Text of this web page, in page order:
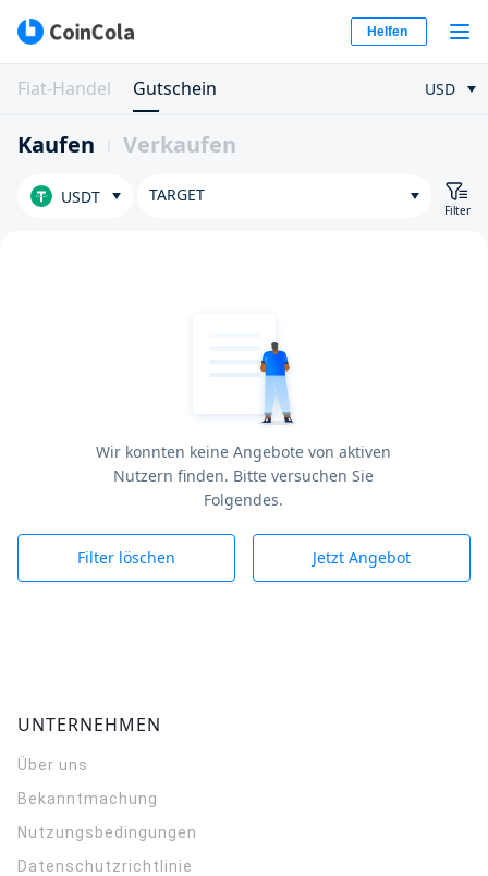
Helfen
Fiat-Handel Gutschein USD
Kaufen Verkaufen
USDT TARGET
Filter
Wir konnten keine Angebote von aktiven
Nutzern finden. Bitte versuchen Sie
Folgendes.
Filter löschen Jetzt Angebot
UNTERNEHMEN
Über uns
Bekanntmachung
Nutzungsbedingungen
Datenschutzrichtlinie